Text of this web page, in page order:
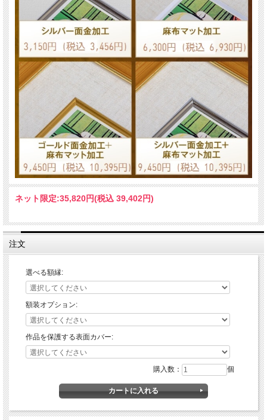
ネット限定:35,820円(税込 39,402円)
注文
選べる額縁:
額装オプション:
作品を保護する表面カバー:
購入数： 個